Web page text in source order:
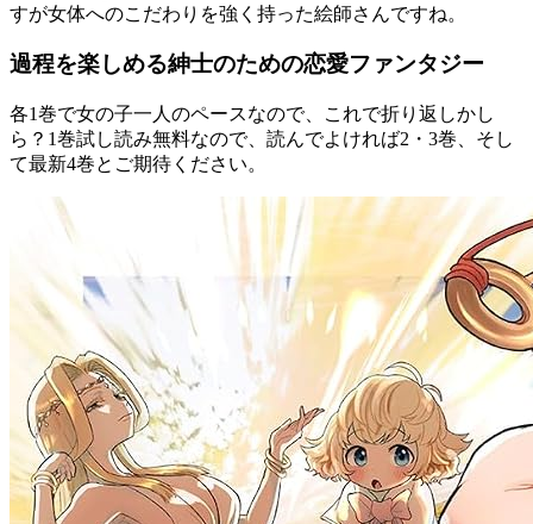
すが女体へのこだわりを強く持った絵師さんですね。
過程を楽しめる紳士のための恋愛ファンタジー
各1巻で女の子一人のペースなので、これで折り返しかし
ら？1巻試し読み無料なので、読んでよければ2・3巻、そし
て最新4巻とご期待ください。